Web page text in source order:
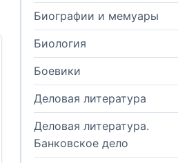
Биографии и мемуары
Биология
Боевики
Деловая литература
Деловая литература.
Банковское дело